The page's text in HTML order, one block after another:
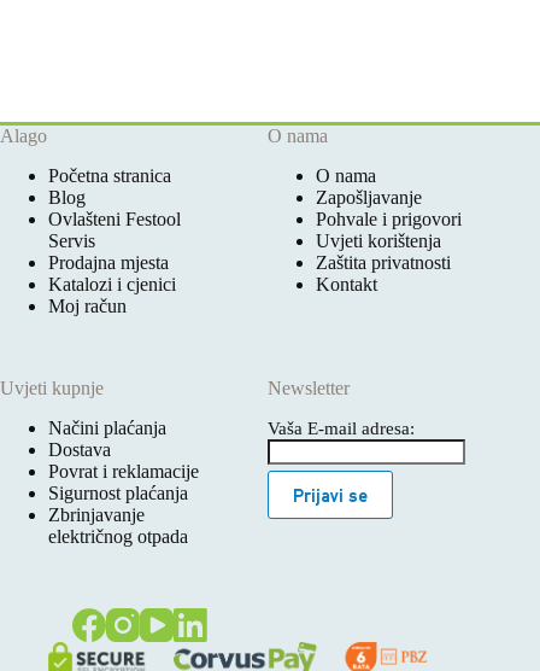
Alago
Početna stranica
Blog
Ovlašteni Festool
Servis
Prodajna mjesta
Katalozi i cjenici
Moj račun
O nama
O nama
Zapošljavanje
Pohvale i prigovori
Uvjeti korištenja
Zaštita privatnosti
Kontakt
Uvjeti kupnje
Načini plaćanja
Dostava
Povrat i reklamacije
Sigurnost plaćanja
Zbrinjavanje
električnog otpada
Newsletter
Vaša E-mail adresa:
Prijavi se